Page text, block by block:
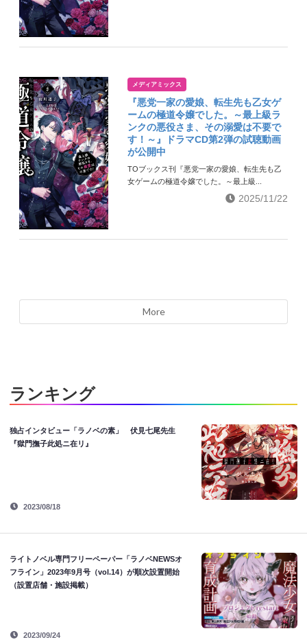
メディアミックス
『悪党一家の愛娘、転生先も乙女ゲ
ームの極道令嬢でした。～最上級ラ
ンクの悪役さま、その溺愛は不要で
す！～』ドラマCD第2弾の試聴動画
が公開中
TOブックス刊『悪党一家の愛娘、転生先も乙
女ゲームの極道令嬢でした。～最上級...
2025/11/22
More
ランキング
独占インタビュー「ラノベの素」 伏見七尾先生
『獄門撫子此処ニ在リ』
2023/08/18
ライトノベル専門フリーペーパー「ラノベNEWSオ
フライン」2023年9月号（vol.14）が順次設置開始
（設置店舗・施設掲載）
2023/09/24